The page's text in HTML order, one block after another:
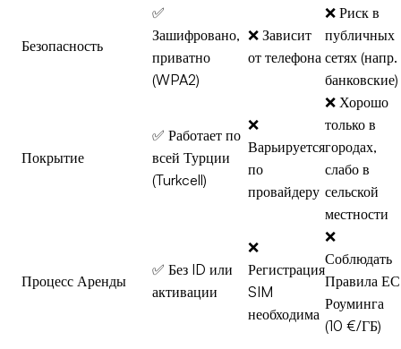
Безопасность
✅
Зашифровано,
приватно
(WPA2)
❌ Зависит
от телефона
❌ Риск в
публичных
сетях (напр.
банковские)
Покрытие
✅ Работает по
всей Турции
(Turkcell)
❌
Варьируется
по
провайдеру
❌ Хорошо
только в
городах,
слабо в
сельской
местности
Процесс Аренды
✅ Без ID или
активации
❌
Регистрация
SIM
необходима
❌
Соблюдать
Правила ЕС
Роуминга
(10 €/ГБ)